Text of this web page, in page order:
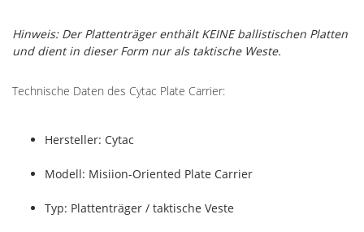
Hinweis: Der Plattenträger enthält KEINE ballistischen Platten
und dient in dieser Form nur als taktische Weste.
Technische Daten des Cytac Plate Carrier:
Hersteller: Cytac
Modell: Misiion-Oriented Plate Carrier
Typ: Plattenträger / taktische Veste